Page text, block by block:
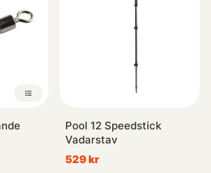
Pool 12 Speedstick
Vadarstav
529 kr